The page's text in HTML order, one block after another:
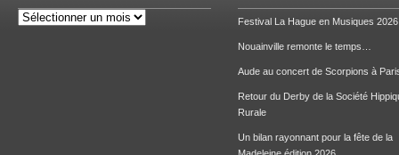
Archives
Festival La Hague en Musiques 2026
Nouainville remonte le temps…
Aude au concert de Scorpions à
Retour du Derby de la Société
Rurale
Un bilan rayonnant pour la fête de la